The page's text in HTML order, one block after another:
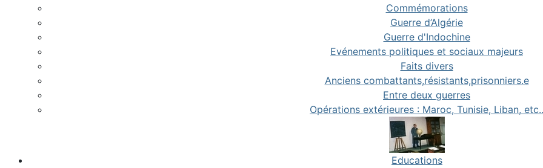
Commémorations
Guerre d’Algérie
Guerre d'Indochine
Evénements politiques et sociaux majeurs
Faits divers
Anciens combattants,résistants,prisonniers.e
Entre deux guerres
Opérations extérieures : Maroc, Tunisie, Liban, etc..
Educations